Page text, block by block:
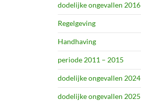
dodelijke ongevallen 2016
Regelgeving
Handhaving
periode 2011 – 2015
dodelijke ongevallen 2024
dodelijke ongevallen 2025